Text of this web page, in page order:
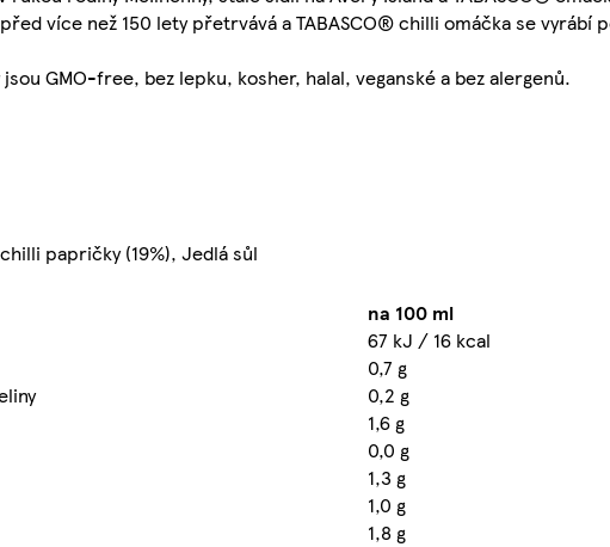
více než 150 lety přetrvává a TABASCO® chilli omáčka se
jsou GMO-free, bez lepku, kosher, halal, veganské a bez alergenů.
papričky (19%), Jedlá sůl
na 100 ml
67 kJ / 16 kcal
0,7 g
0,2 g
1,6 g
0,0 g
1,3 g
1,0 g
1,8 g